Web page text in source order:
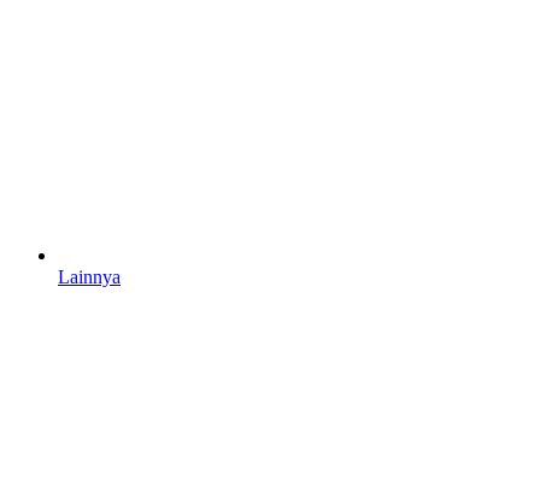
Lainnya